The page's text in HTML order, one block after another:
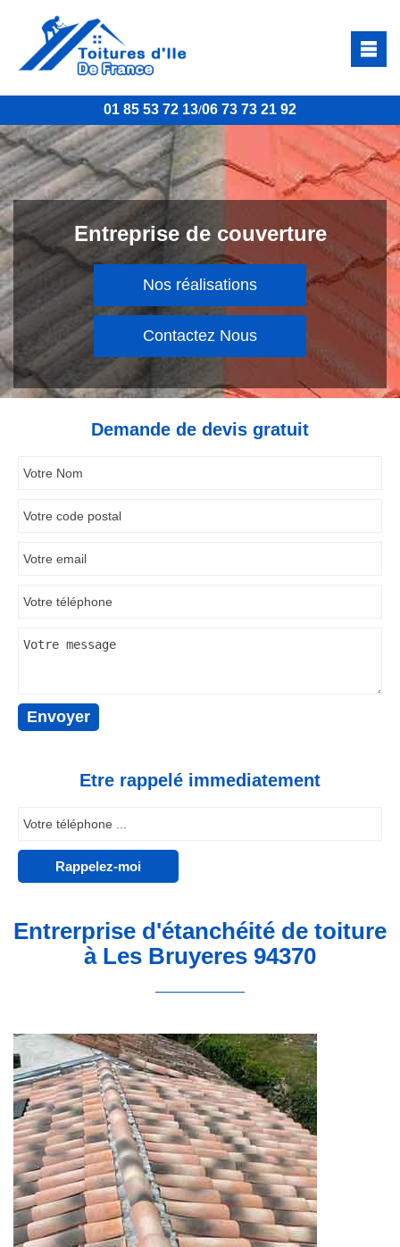
01 85 53 72 13/06 73 73 21 92
Entreprise de couverture
Nos réalisations
Contactez Nous
Demande de devis gratuit
Etre rappelé immediatement
Entrerprise d'étanchéité de toiture
à Les Bruyeres 94370